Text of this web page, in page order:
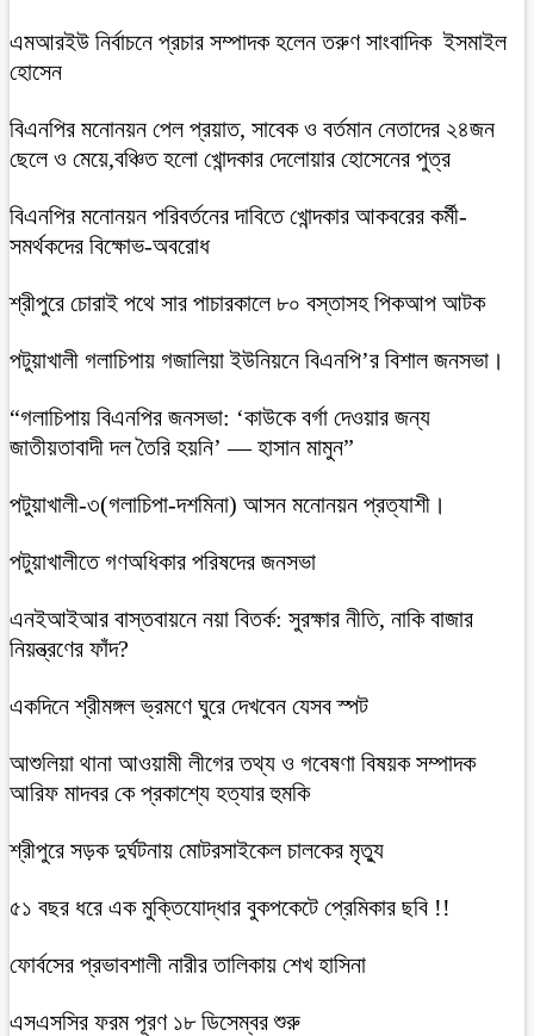
এমআরইউ নির্বাচনে প্রচার সম্পাদক হলেন তরুণ সাংবাদিক ইসমাইল
হোসেন
বিএনপির মনোনয়ন পেল প্রয়াত, সাবেক ও বর্তমান নেতাদের ২৪জন
ছেলে ও মেয়ে,বঞ্চিত হলো খোন্দকার দেলোয়ার হোসেনের পুত্র
বিএনপির মনোনয়ন পরিবর্তনের দাবিতে খোন্দকার আকবরের কর্মী-
সমর্থকদের বিক্ষোভ-অবরোধ
শ্রীপুরে চোরাই পথে সার পাচারকালে ৮০ বস্তাসহ পিকআপ আটক
‎পটুয়াখালী গলাচিপায় গজালিয়া ইউনিয়নে বিএনপি’র বিশাল জনসভা।
“গলাচিপায় বিএনপির জনসভা: ‘কাউকে বর্গা দেওয়ার জন্য
জাতীয়তাবাদী দল তৈরি হয়নি’ — হাসান মামুন”
পটুয়াখালী-৩(গলাচিপা-দশমিনা) আসন মনোনয়ন প্রত্যাশী।
পটুয়াখালীতে গণঅধিকার পরিষদের জনসভা
এনইআইআর বাস্তবায়নে নয়া বিতর্ক: সুরক্ষার নীতি, নাকি বাজার
নিয়ন্ত্রণের ফাঁদ?
একদিনে শ্রীমঙ্গল ভ্রমণে ঘুরে দেখবেন যেসব স্পট
আশুলিয়া থানা আওয়ামী লীগের তথ্য ও গবেষণা বিষয়ক সম্পাদক
আরিফ মাদবর কে প্রকাশ্যে হত্যার হুমকি
শ্রীপুরে সড়ক দুর্ঘটনায় মোটরসাইকেল চালকের মৃত্যু
৫১ বছর ধরে এক মুক্তিযোদ্ধার বুকপকেটে প্রেমিকার ছবি !!
ফোর্বসের প্রভাবশালী নারীর তালিকায় শেখ হাসিনা
এসএসসির ফরম পূরণ ১৮ ডিসেম্বর শুরু